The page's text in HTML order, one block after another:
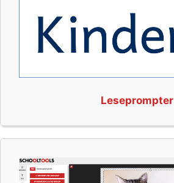
Leseprompter